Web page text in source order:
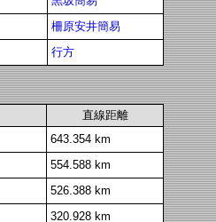
柵原安井簡易
行方
直線距離
643.354 km
554.588 km
526.388 km
320.928 km